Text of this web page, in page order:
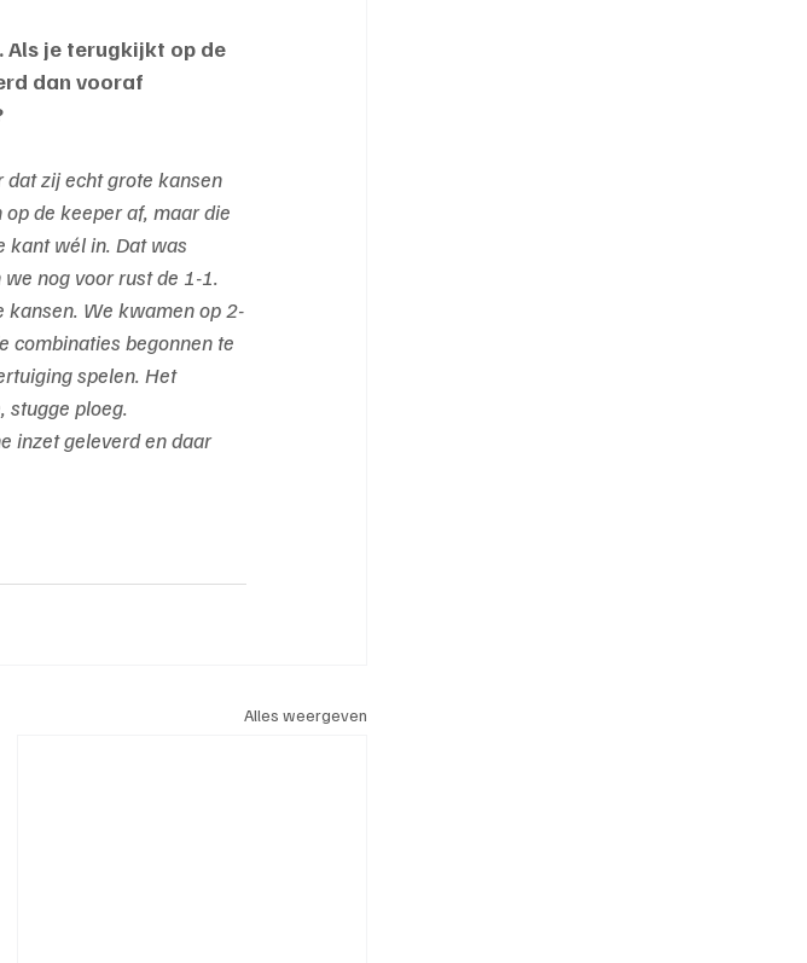
Als je terugkijkt op de
dan vooraf
zij echt grote kansen
de keeper af, maar die
kant wél in. Dat was
nog voor rust de 1-1.
kansen. We kwamen op 2-
combinaties begonnen te
spelen. Het
stugge ploeg.
inzet geleverd en daar
Alles weergeven